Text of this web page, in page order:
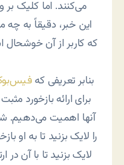
این خبر، دقیقاً به چه
که کاربر از آن
بنابر تعریفی که
برای ارائه بازخورد
آنها اهمیت می‌دهیم.
را لایک بزنید تا به او
لایک بزنید تا با آن